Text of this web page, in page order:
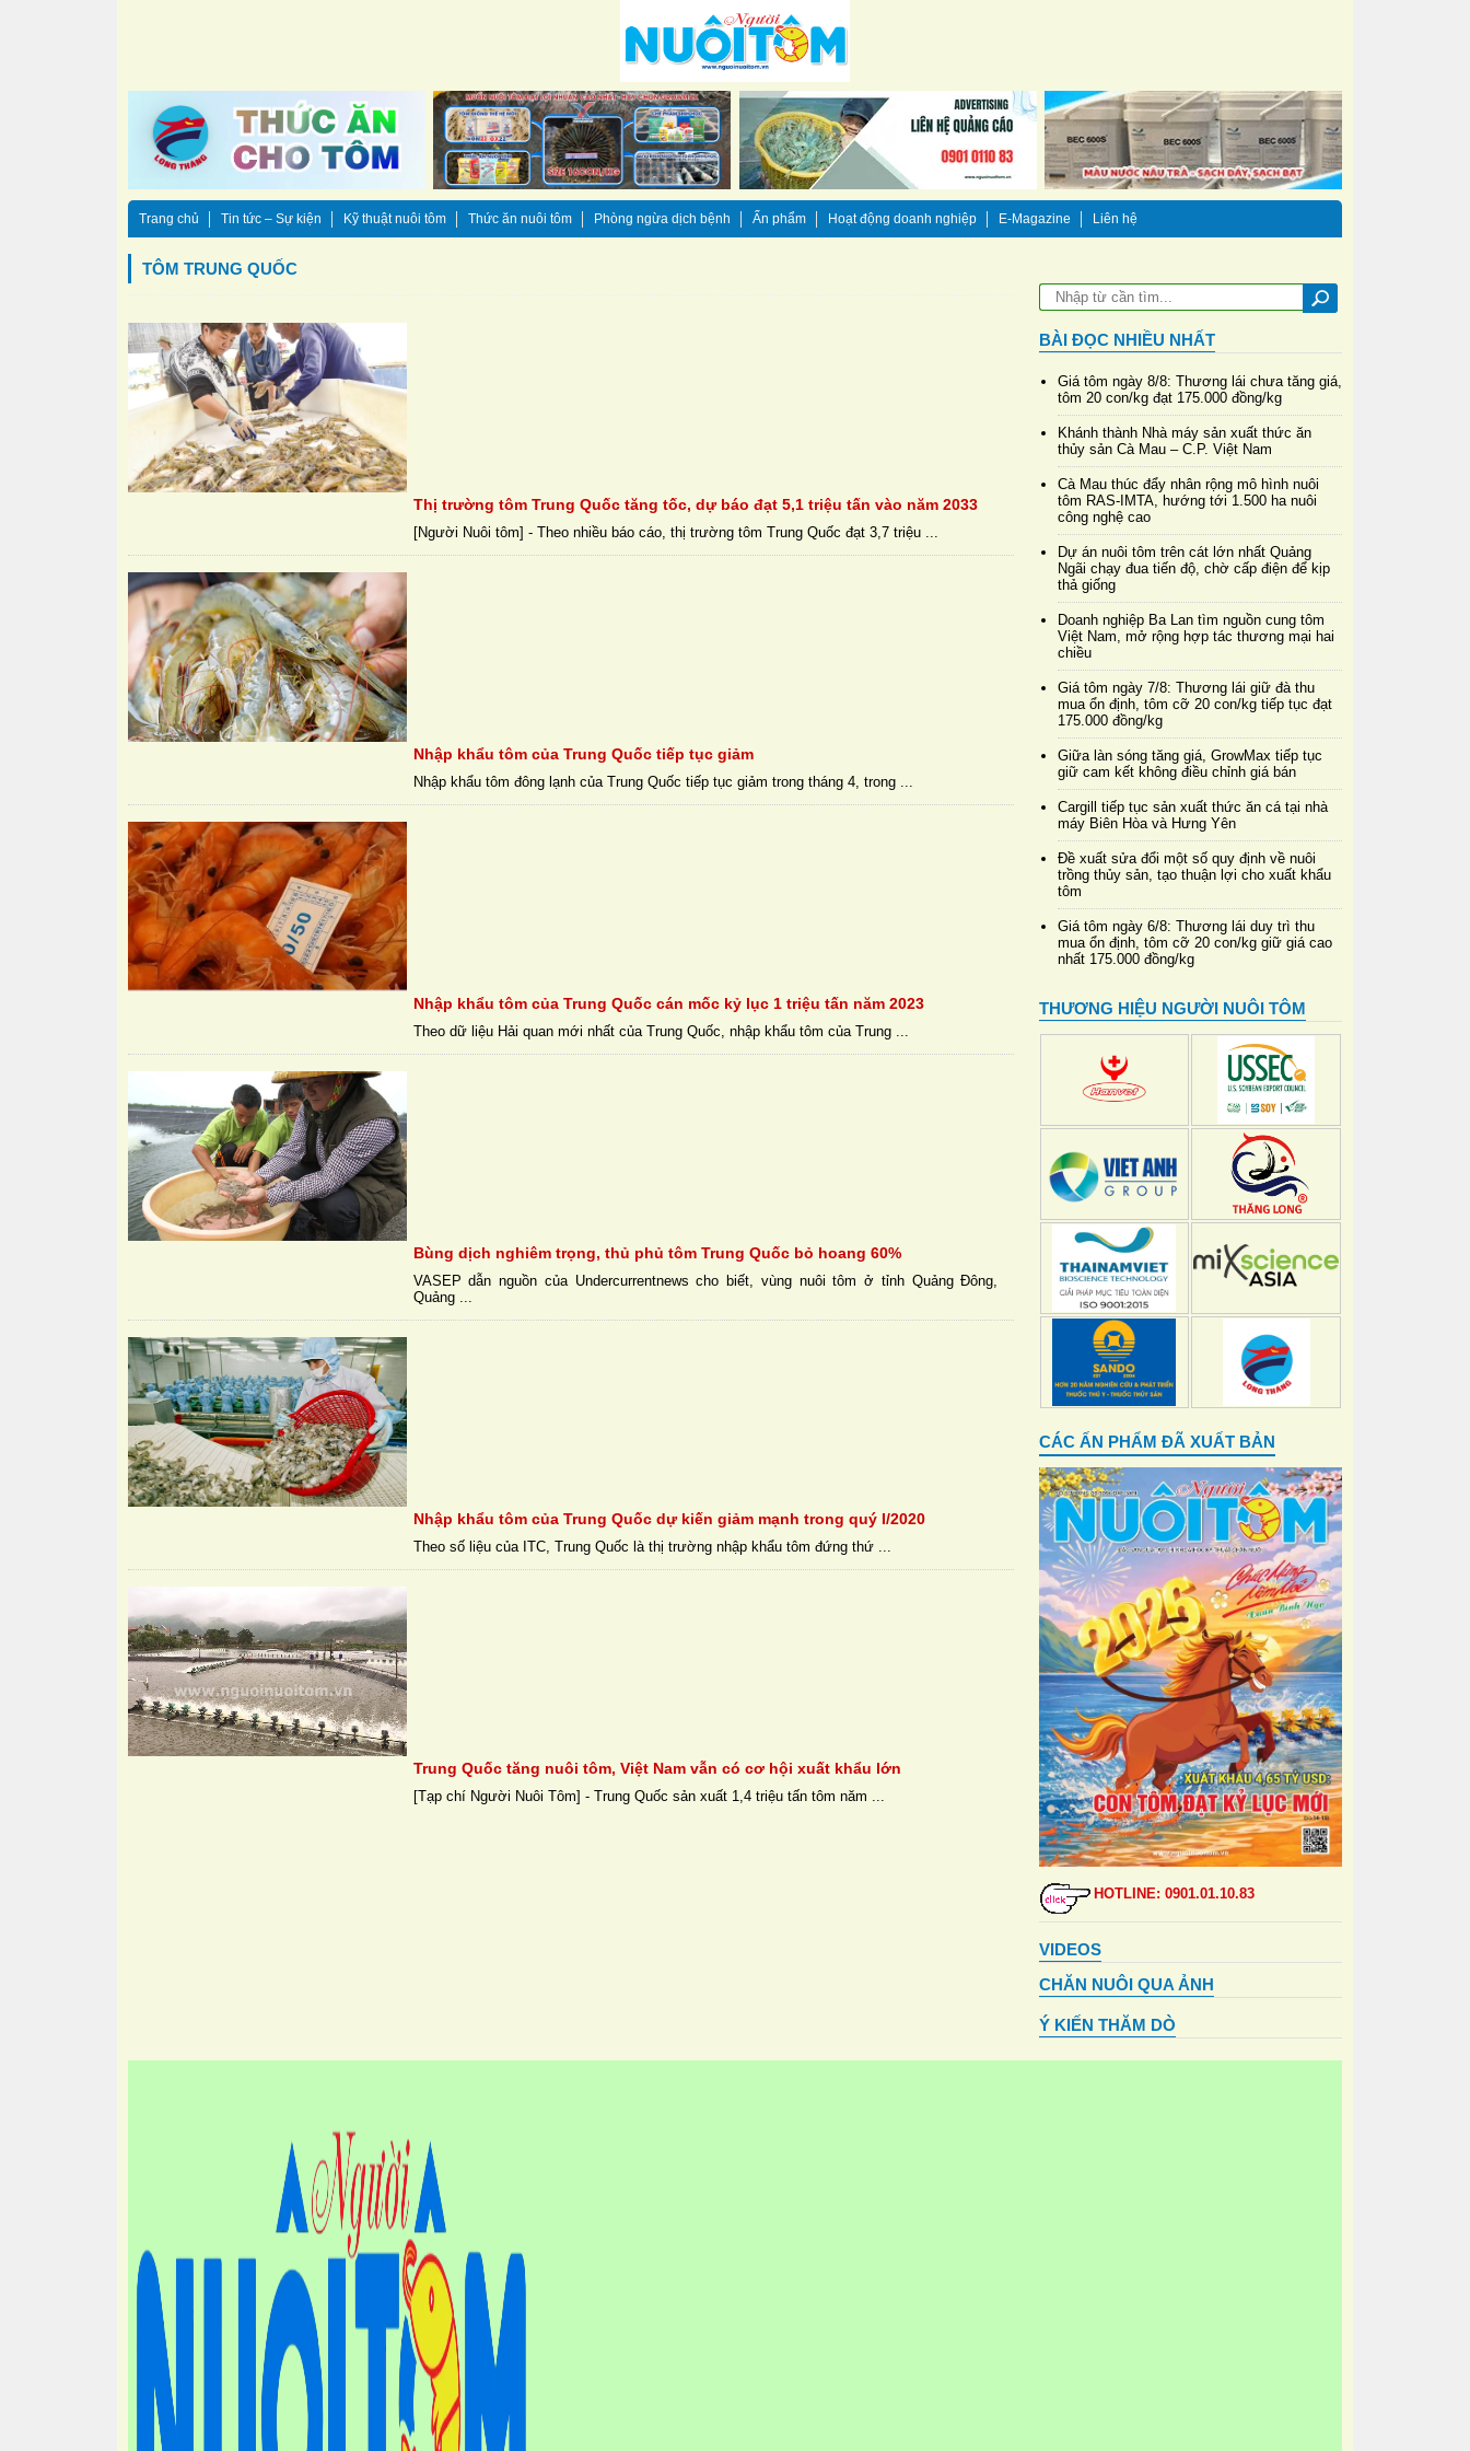
Trang chủ Tin tức – Sự kiện Kỹ thuật nuôi tôm Thức ăn nuôi tôm Phòng ngừa dịch bệnh Ấn phẩm Hoạt động doanh nghiệp E-Magazine Liên hệ
TÔM TRUNG QUỐC
Thị trường tôm Trung Quốc tăng tốc, dự báo đạt 5,1 triệu tấn vào năm 2033
[Người Nuôi tôm] - Theo nhiều báo cáo, thị trường tôm Trung Quốc đạt 3,7 triệu ...
Nhập khẩu tôm của Trung Quốc tiếp tục giảm
Nhập khẩu tôm đông lạnh của Trung Quốc tiếp tục giảm trong tháng 4, trong ...
Nhập khẩu tôm của Trung Quốc cán mốc kỷ lục 1 triệu tấn năm 2023
Theo dữ liệu Hải quan mới nhất của Trung Quốc, nhập khẩu tôm của Trung ...
Bùng dịch nghiêm trọng, thủ phủ tôm Trung Quốc bỏ hoang 60%
VASEP dẫn nguồn của Undercurrentnews cho biết, vùng nuôi tôm ở tỉnh Quảng Đông,
Quảng ...
Nhập khẩu tôm của Trung Quốc dự kiến giảm mạnh trong quý I/2020
Theo số liệu của ITC, Trung Quốc là thị trường nhập khẩu tôm đứng thứ ...
Trung Quốc tăng nuôi tôm, Việt Nam vẫn có cơ hội xuất khẩu lớn
[Tạp chí Người Nuôi Tôm] - Trung Quốc sản xuất 1,4 triệu tấn tôm năm ...
BÀI ĐỌC NHIỀU NHẤT
Giá tôm ngày 8/8: Thương lái chưa tăng giá,
tôm 20 con/kg đạt 175.000 đồng/kg
Khánh thành Nhà máy sản xuất thức ăn
thủy sản Cà Mau – C.P. Việt Nam
Cà Mau thúc đẩy nhân rộng mô hình nuôi
tôm RAS-IMTA, hướng tới 1.500 ha nuôi
công nghệ cao
Dự án nuôi tôm trên cát lớn nhất Quảng
Ngãi chạy đua tiến độ, chờ cấp điện để kịp
thả giống
Doanh nghiệp Ba Lan tìm nguồn cung tôm
Việt Nam, mở rộng hợp tác thương mại hai
chiều
Giá tôm ngày 7/8: Thương lái giữ đà thu
mua ổn định, tôm cỡ 20 con/kg tiếp tục đạt
175.000 đồng/kg
Giữa làn sóng tăng giá, GrowMax tiếp tục
giữ cam kết không điều chỉnh giá bán
Cargill tiếp tục sản xuất thức ăn cá tại nhà
máy Biên Hòa và Hưng Yên
Đề xuất sửa đổi một số quy định về nuôi
trồng thủy sản, tạo thuận lợi cho xuất khẩu
tôm
Giá tôm ngày 6/8: Thương lái duy trì thu
mua ổn định, tôm cỡ 20 con/kg giữ giá cao
nhất 175.000 đồng/kg
THƯƠNG HIỆU NGƯỜI NUÔI TÔM
CÁC ẤN PHẨM ĐÃ XUẤT BẢN
HOTLINE: 0901.01.10.83
VIDEOS
CHĂN NUÔI QUA ẢNH
Ý KIẾN THĂM DÒ